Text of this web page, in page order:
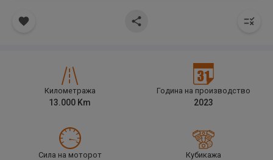
Километража
13.000 Km
Година на производство
2023
Сила на моторот Кубикажа